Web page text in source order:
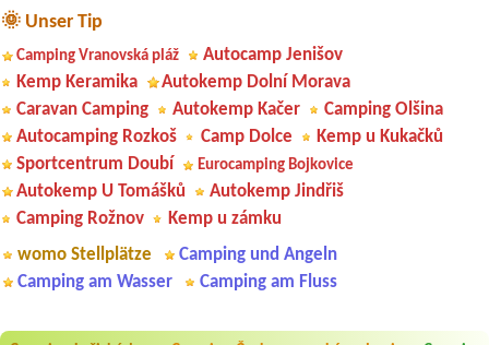
🌞 Unser Tip
Camping Vranovská pláž
Autocamp Jenišov
Kemp Keramika
Autokemp Dolní Morava
Caravan Camping
Autokemp Kačer
Camping Olšina
Autocamping Rozkoš
Camp Dolce
Kemp u Kukačků
Sportcentrum Doubí
Eurocamping Bojkovice
Autokemp U Tomášků
Autokemp Jindřiš
Camping Rožnov
Kemp u zámku
womo Stellplätze
Camping und Angeln
Camping am Wasser
Camping am Fluss